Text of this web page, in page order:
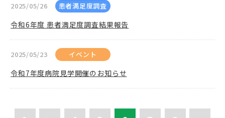
2025/05/26 患者満足度調査
令和6年度 患者満足度調査結果報告
2025/05/23 イベント
令和7年度病院見学開催のお知らせ